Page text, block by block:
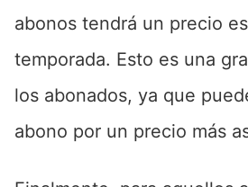
abonos tendrá un precio
temporada. Esto es una
los abonados, ya que
abono por un precio más